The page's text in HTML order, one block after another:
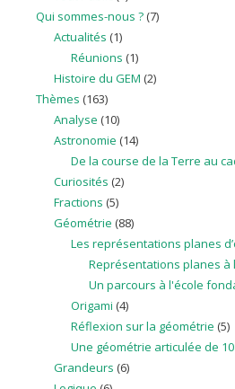
Qui sommes-nous ? (7)
Actualités (1)
Réunions (1)
Histoire du GEM (2)
Thèmes (163)
Analyse (10)
Astronomie (14)
De la course de la Terre au
Curiosités (2)
Fractions (5)
Géométrie (88)
Les représentations planes
Représentations planes à
Un parcours à l'école
Origami (4)
Réflexion sur la géométrie (5)
Une géométrie articulée de
Grandeurs (6)